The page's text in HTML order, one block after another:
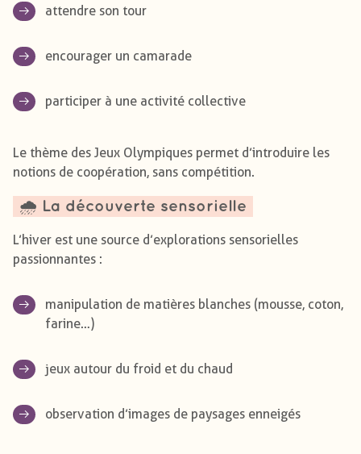
attendre son tour
encourager un camarade
participer à une activité collective
Le thème des Jeux Olympiques permet d’introduire les
notions de coopération, sans compétition.
🌧️ La découverte sensorielle
L’hiver est une source d’explorations sensorielles
passionnantes :
manipulation de matières blanches (mousse, coton,
farine…)
jeux autour du froid et du chaud
observation d’images de paysages enneigés